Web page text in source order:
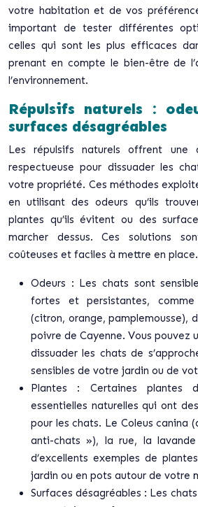
votre habitation et de vos
important de tester différentes
celles qui sont les plus efficaces
prenant en compte le bien-être de
l’environnement.
Répulsifs naturels :
surfaces désagréables
Les répulsifs naturels offrent une
respectueuse pour dissuader les
votre propriété. Ces méthodes
en utilisant des odeurs qu’ils
plantes qu’ils évitent ou des
marcher dessus. Ces solutions
coûteuses et faciles à mettre en place.
Odeurs : Les chats sont
fortes et persistantes,
(citron, orange, pamplemousse),
poivre de Cayenne. Vous pouvez
dissuader les chats de
sensibles de votre jardin ou de
Plantes : Certaines plantes
essentielles naturelles qui ont
pour les chats. Le Coleus canina
anti-chats »), la rue, la
d’excellents exemples de
jardin ou en pots autour de votre
Surfaces désagréables : Les